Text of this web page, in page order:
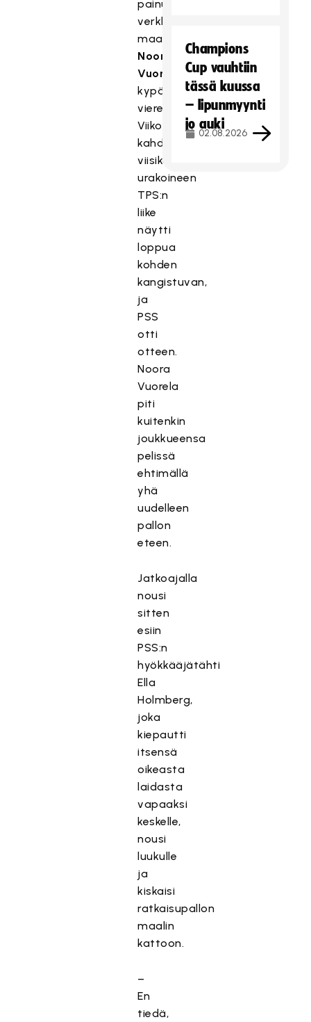
painui
verkkoon
maalivahti
Noora
Vuorelan
kypärän
vierestä.
Viikonlopun
kahdella
viisikolla
urakoineen
TPS:n
liike
näytti
loppua
kohden
kangistuvan,
ja
PSS
otti
otteen.
Noora
Vuorela
piti
kuitenkin
joukkueensa
pelissä
ehtimällä
yhä
uudelleen
pallon
eteen.
Jatkoajalla
nousi
sitten
esiin
PSS:n
hyökkääjätähti
Ella
Holmberg,
joka
kiepautti
itsensä
oikeasta
laidasta
vapaaksi
keskelle,
nousi
luukulle
ja
kiskaisi
ratkaisupallon
maalin
kattoon.
–
En
tiedä,
Champions
Cup vauhtiin
tässä kuussa
– lipunmyynti
jo auki
02.08.2026